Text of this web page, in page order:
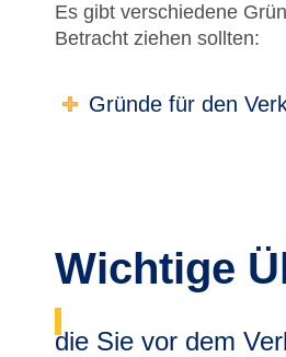
Es gibt verschiedene
Betracht ziehen sollten:
Gründe für den
Wichtige
die Sie vor dem